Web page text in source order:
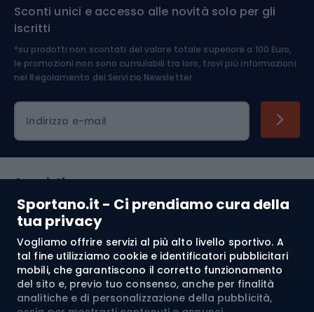
Sportano.it - Ci prendiamo cura della
tua privacy
Vogliamo offrire servizi al più alto livello sportivo. A
tal fine utilizziamo cookie e identificatori pubblicitari
mobili, che garantiscono il corretto funzionamento
del sito e, previo tuo consenso, anche per finalità
analitiche e di personalizzazione della pubblicità,
Medicina dello sport
Abbigliamento ciclistico
Sconti unici e accesso alle novità solo per gli
iscritti
*su prodotti non scontati del valore totale superiore a 100 Euro,
le promozioni non sono cumulabili tra loro, trovi più informazioni
nel Regolamento del Servizio Newsletter.
Indirizzo e-mail
Acquisti
Servizio clienti
Regolamento
Chi siamo